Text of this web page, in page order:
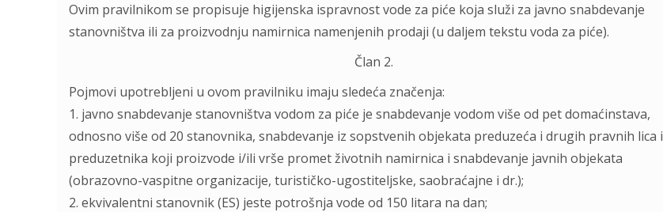
Ovim pravilnikom se propisuje higijenska ispravnost vode za piće koja služi za javno snabdevanje
stanovništva ili za proizvodnju namirnica namenjenih prodaji (u dalјem tekstu voda za piće).
Član 2.
Pojmovi upotreblјeni u ovom pravilniku imaju sledeća značenja:
1. javno snabdevanje stanovništva vodom za piće je snabdevanje vodom više od pet domaćinstava,
odnosno više od 20 stanovnika, snabdevanje iz sopstvenih objekata preduzeća i drugih pravnih lica i
preduzetnika koji proizvode i/ili vrše promet životnih namirnica i snabdevanje javnih objekata
(obrazovno-vaspitne organizacije, turističko-ugostitelјske, saobraćajne i dr.);
2. ekvivalentni stanovnik (ES) jeste potrošnja vode od 150 litara na dan;